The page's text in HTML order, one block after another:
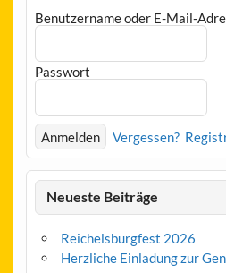
Benutzername oder E-Mail-
Passwort
Vergessen?
Neueste Beiträge
Reichelsburgfest 2026
Herzliche Einladung zur